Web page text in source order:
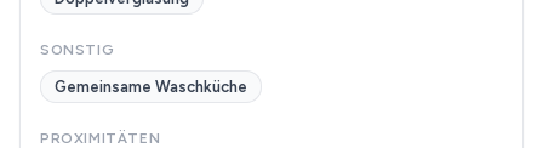
SONSTIG
Gemeinsame Waschküche
PROXIMITÄTEN